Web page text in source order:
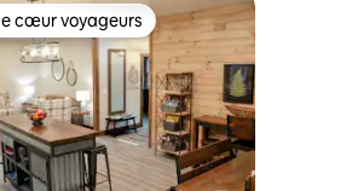
voyageurs parmi les plus aimés
cœur voyageurs